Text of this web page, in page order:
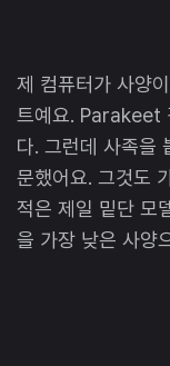
제 컴퓨터가 사양
트예요. Parakeet
다. 그런데 사족을
문했어요. 그것도
적은 제일 밑단 모
을 가장 낮은 사양